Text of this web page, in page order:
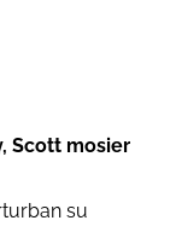
Scott mosier
su